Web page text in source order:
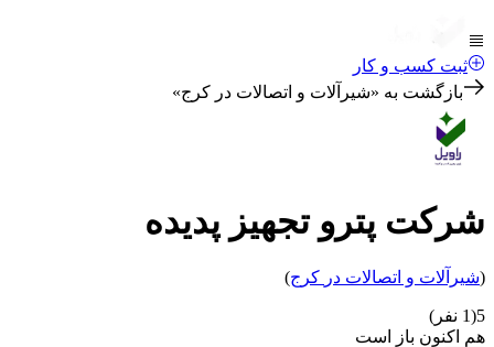
ثبت کسب و کار
بازگشت به «شیرآلات و اتصالات در کرج»
شرکت پترو تجهیز پدیده
(شیرآلات و اتصالات در کرج)
5
(
1 نفر)
هم اکنون باز است